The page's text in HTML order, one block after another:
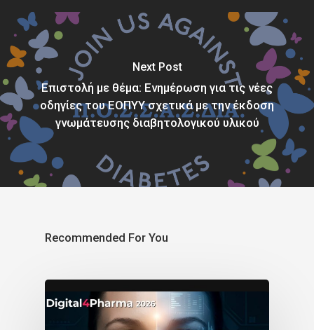
Next Post
Επιστολή με θέμα: Ενημέρωση για τις νέες
οδηγίες του ΕΟΠΥΥ σχετικά με την έκδοση
γνωμάτευσης διαβητολογικού υλικού
Recommended For You